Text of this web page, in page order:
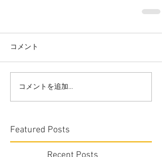
コメント
コメントを追加…
Featured Posts